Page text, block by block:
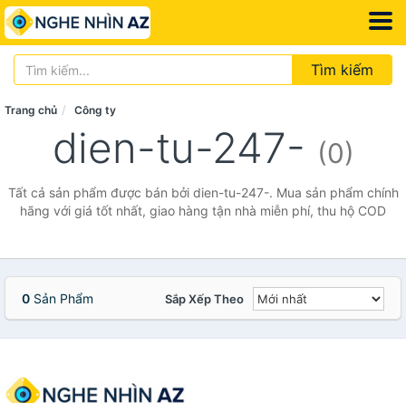
Tìm kiếm
Trang chủ Công ty
dien-tu-247- (0)
Tất cả sản phẩm được bán bởi dien-tu-247-. Mua sản phẩm chính
hãng với giá tốt nhất, giao hàng tận nhà miễn phí, thu hộ COD
0 Sản Phẩm Sắp Xếp Theo